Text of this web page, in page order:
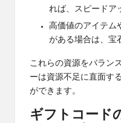
れば、スピードア
高価値のアイテム
がある場合は、宝
これらの資源をバラン
ーは資源不足に直面す
ができます。
ギフトコード